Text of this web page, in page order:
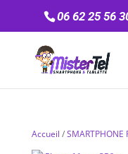
06 62 25 56
Accueil /SMARTPHONE